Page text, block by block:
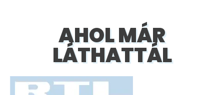
AHOL MÁR
LÁTHATTÁL